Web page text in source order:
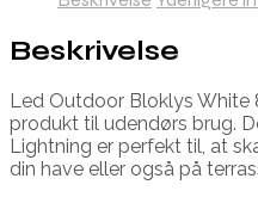
Beskrivelse
Led Outdoor Bloklys White
produkt til udendørs brug.
Lightning er perfekt til, at
din have eller også på